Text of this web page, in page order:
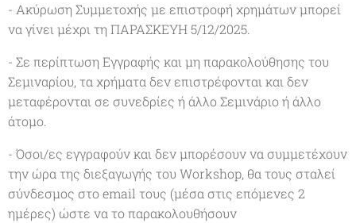
- Ακύρωση Συμμετοχής με επιστροφή χρημάτων μπορεί
να γίνει μέχρι τη ΠΑΡΑΣΚΕΥΗ 5/12/2025.
- Σε περίπτωση Εγγραφής και μη παρακολούθησης του
Σεμιναρίου, τα χρήματα δεν επιστρέφονται και δεν
μεταφέρονται σε συνεδρίες ή άλλο Σεμινάριο ή άλλο
άτομο.
- Όσοι/ες εγγραφούν και δεν μπορέσουν να συμμετέχουν
την ώρα της διεξαγωγής του Workshop, θα τους σταλεί
σύνδεσμος στο email τους (μέσα στις επόμενες 2
ημέρες) ώστε να το παρακολουθήσουν